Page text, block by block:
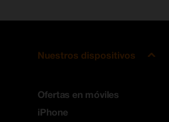
Nuestros dispositivos
Ofertas en móviles
iPhone